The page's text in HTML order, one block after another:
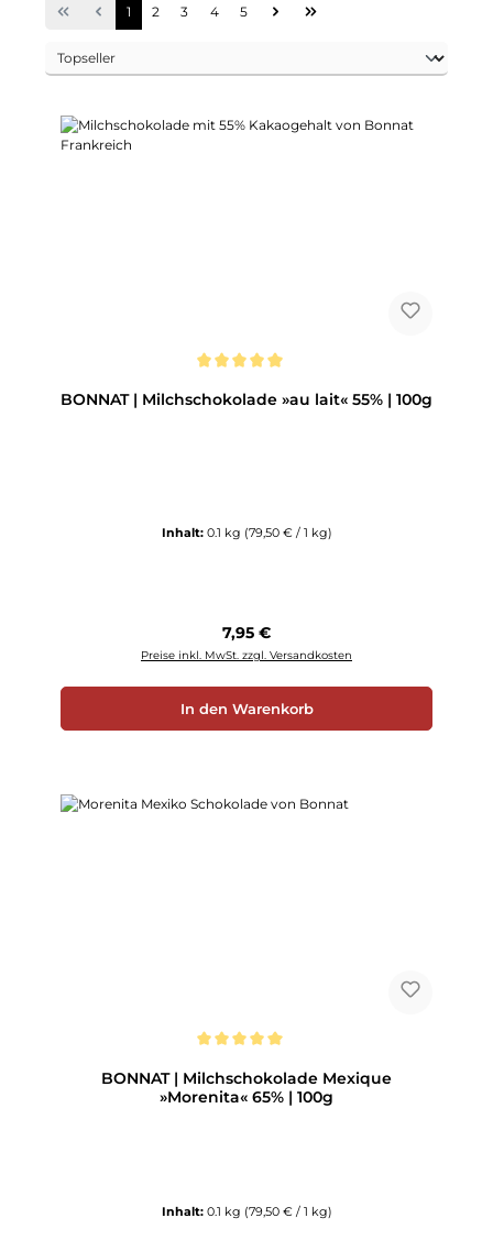
Seite
1 Seite
2 Seite
3 Seite
4 Seite
5
BONNAT | Milchschokolade »au lait« 55% | 100g
Inhalt: 0.1 kg (79,50 € / 1 kg)
Regulärer Preis:
7,95 €
Preise inkl. MwSt. zzgl. Versandkosten
In den Warenkorb
BONNAT | Milchschokolade Mexique
»Morenita« 65% | 100g
Inhalt: 0.1 kg (79,50 € / 1 kg)